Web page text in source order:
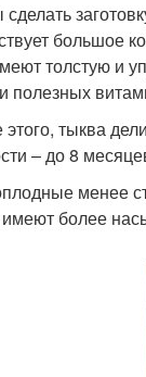
большое
толстую и
полезных
этого, тыква
– до 8
менее
имеют более